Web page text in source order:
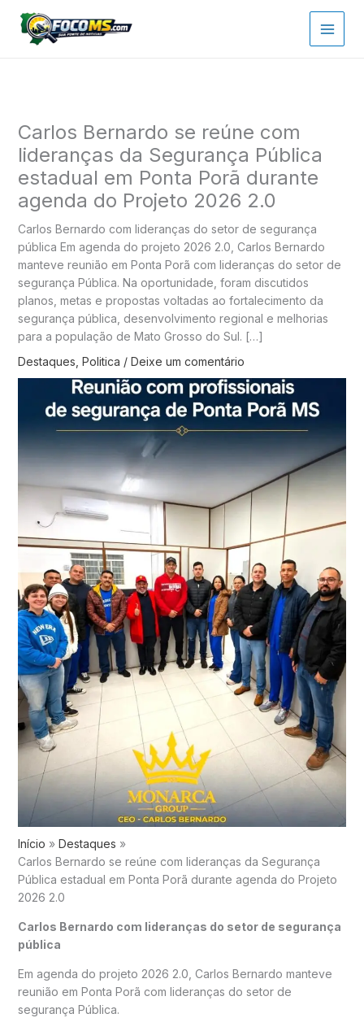
para
Carlos Bernardo se reúne com
lideranças da Segurança Pública
estadual em Ponta Porã durante
agenda do Projeto 2026 2.0
Carlos Bernardo com lideranças do setor de segurança
pública Em agenda do projeto 2026 2.0, Carlos Bernardo
manteve reunião em Ponta Porã com lideranças do setor de
segurança Pública. Na oportunidade, foram discutidos
planos, metas e propostas voltadas ao fortalecimento da
segurança pública, desenvolvimento regional e melhorias
para a população de Mato Grosso do Sul. […]
Destaques Politica / Deixe um comentário
Início
Destaques
Carlos Bernardo se reúne com lideranças da Segurança
Pública estadual em Ponta Porã durante agenda do Projeto
2026 2.0
Carlos Bernardo com lideranças do setor de segurança
pública
Em agenda do projeto 2026 2.0, Carlos Bernardo manteve
reunião em Ponta Porã com lideranças do setor de
segurança Pública.